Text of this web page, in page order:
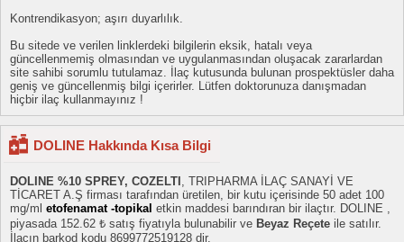
Kontrendikasyon; aşırı duyarlılık.
Bu sitede ve verilen linklerdeki bilgilerin eksik, hatalı veya
güncellenmemiş olmasından ve uygulanmasından oluşacak zararlardan
site sahibi sorumlu tutulamaz. İlaç kutusunda bulunan prospektüsler daha
geniş ve güncellenmiş bilgi içerirler. Lütfen doktorunuza danışmadan
hiçbir ilaç kullanmayınız !
DOLINE Hakkında Kısa Bilgi
DOLINE %10 SPREY, COZELTI , TRIPHARMA İLAÇ SANAYİ VE
TİCARET A.Ş firması tarafından üretilen, bir kutu içerisinde 50 adet 100
mg/ml etofenamat -topikal etkin maddesi barındıran bir ilaçtır. DOLINE ,
piyasada 152.62 ₺ satış fiyatıyla bulunabilir ve Beyaz Reçete ile satılır.
İlacın barkod kodu 8699772519128 dir.